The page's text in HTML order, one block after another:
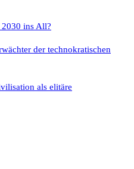
ins All?
der technokratischen
als elitäre